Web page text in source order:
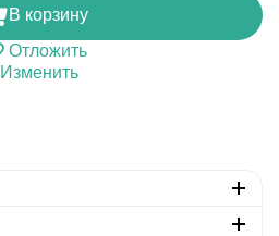
В корзину
Отложить
Изменить